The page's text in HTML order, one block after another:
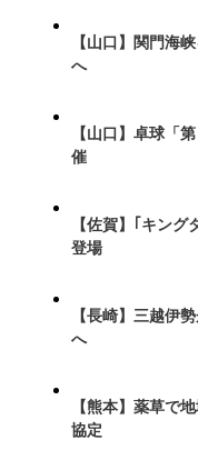
【山口】関門海
へ
【山口】卓球「
催
【佐賀】｢キン
登場
【長崎】三越伊
へ
【熊本】薬草で
協定